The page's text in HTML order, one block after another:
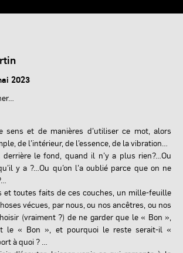
2023
et de manières d’utiliser ce mot, alors
de l’intérieur, de l’essence, de la vibration…
derrière le fond, quand il n’y a plus rien?…Ou
y a ?…Ou qu’on l’a oublié parce que on ne
et toutes faits de ces couches, un mille-feuille
vécues, par nous, ou nos ancêtres, ou nos
(vraiment ?) de ne garder que le « Bon »,
le « Bon », et pourquoi le reste serait-il «
à quoi ? …